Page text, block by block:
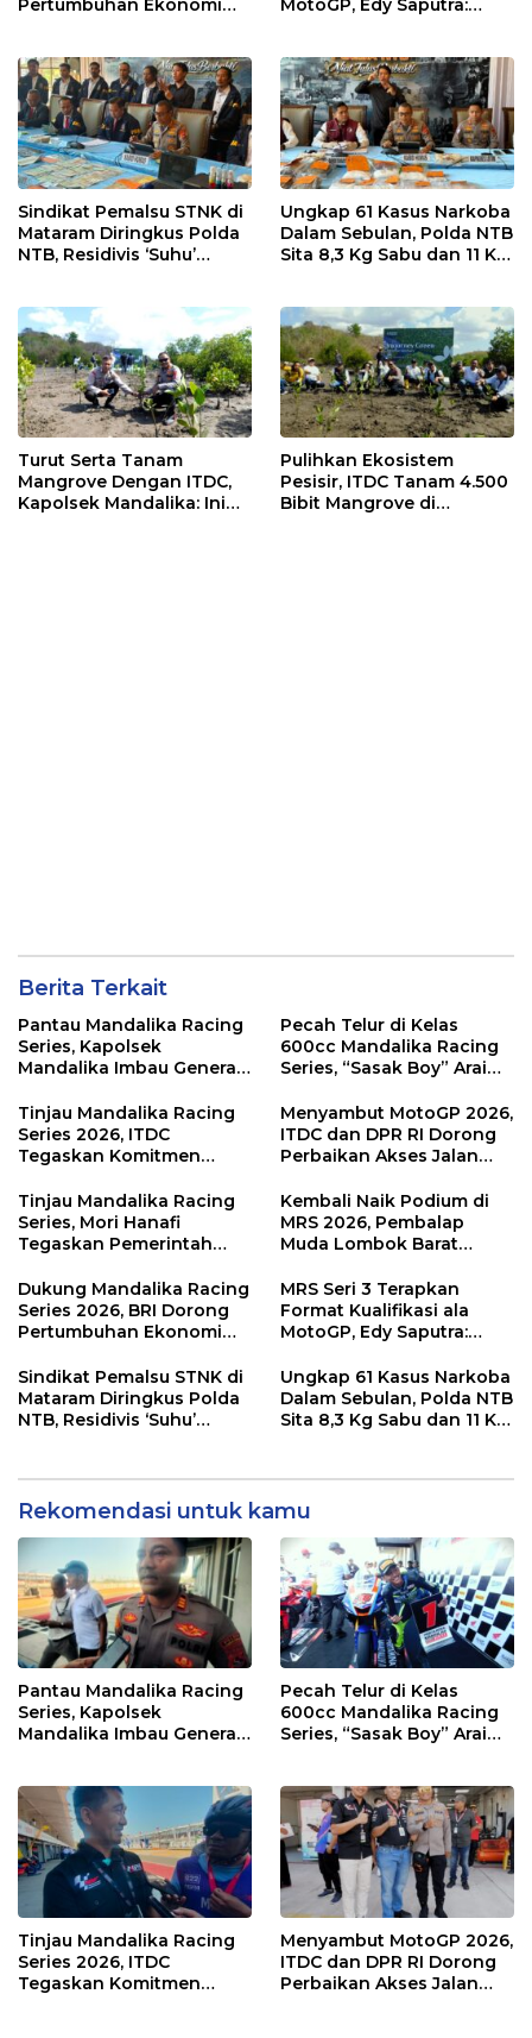
Pertumbuhan Ekonomi
MotoGP, Edy Saputra:
Sindikat Pemalsu STNK di
Mataram Diringkus Polda
NTB, Residivis ‘Suhu’
Ungkap 61 Kasus Narkoba
Dalam Sebulan, Polda NTB
Sita 8,3 Kg Sabu dan 11 Kg
Turut Serta Tanam
Mangrove Dengan ITDC,
Kapolsek Mandalika: Ini
Pulihkan Ekosistem
Pesisir, ITDC Tanam 4.500
Bibit Mangrove di
Berita Terkait
Pantau Mandalika Racing
Series, Kapolsek
Mandalika Imbau Generasi
Sirkuit, Bukan Jalan Raya
Pecah Telur di Kelas
600cc Mandalika Racing
Series, “Sasak Boy” Arai
Kemenangan
Tinjau Mandalika Racing
Series 2026, ITDC
Tegaskan Komitmen
Dampak Ekonomi
Kawasan
Menyambut MotoGP 2026,
ITDC dan DPR RI Dorong
Perbaikan Akses Jalan
di KEK Mandalika
Tinjau Mandalika Racing
Series, Mori Hanafi
Tegaskan Pemerintah
NTB
Kembali Naik Podium di
MRS 2026, Pembalap
Muda Lombok Barat
Menuju Tingkat Asia
Dukung Mandalika Racing
Series 2026, BRI Dorong
Pertumbuhan Ekonomi
MRS Seri 3 Terapkan
Format Kualifikasi ala
MotoGP, Edy Saputra:
dan Efektif
Sindikat Pemalsu STNK di
Mataram Diringkus Polda
NTB, Residivis ‘Suhu’
Ungkap 61 Kasus Narkoba
Dalam Sebulan, Polda NTB
Sita 8,3 Kg Sabu dan 11 Kg
Rekomendasi untuk kamu
Pantau Mandalika Racing
Series, Kapolsek
Mandalika Imbau Generasi
Pecah Telur di Kelas
600cc Mandalika Racing
Series, “Sasak Boy” Arai
Tinjau Mandalika Racing
Series 2026, ITDC
Tegaskan Komitmen
Menyambut MotoGP 2026,
ITDC dan DPR RI Dorong
Perbaikan Akses Jalan